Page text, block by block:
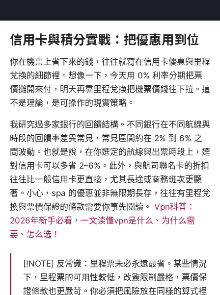
信用卡與積分實戰：把優惠用到位
你在機票上省下來的錢，往往就寫在信用卡優惠與里程
兌換的細節裡。想像一下，今天用 0% 利率分期把票
價攤開來付，明天再靠里程兌換把機票價錢往下拉。這
不是理論，是可操作的現實策略。
我研究過多家銀行的回饋結構。不同銀行在不同航線與
時段的回饋率差異常見，常見區間約在 2% 到 6% 之
間波動。也就是說，在你選定的航線與出票時段上，選
對信用卡可以多省 2–6%。此外，與航司聯名卡的折扣
往往比一般信用卡更直接，尤其長途或商務班次更顯
著。小心，spa 的優惠並非無限期長存，往往有里程兌
換與票價保證的條款需要你事先閱讀。 Vpn科普：
2026年新手必看，一文读懂vpn是什么、为什么需
要、怎么选！
[!NOTE] 反常識：里程票未必永遠最省。某些情況
下，里程票的可用性較低，改簽限制嚴格，票價保
證條款也更嚴苛。你必須把風險放在同樣的算式裡